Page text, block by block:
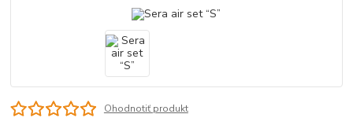
Ohodnotiť produkt